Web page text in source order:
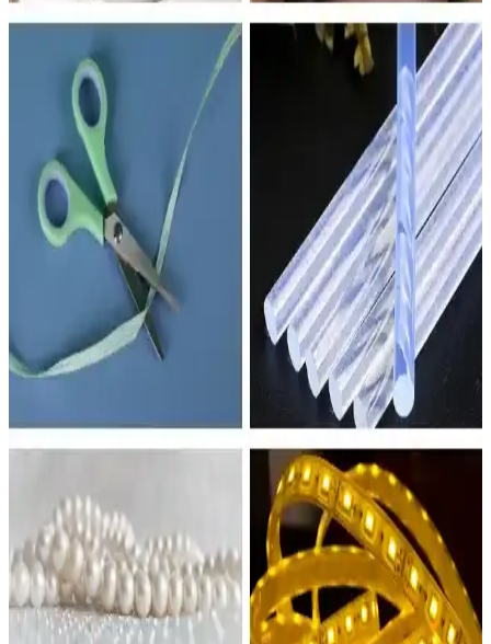
Koçtaş'ta bulunan abajur şapkaları, ev dekorasyonunda ışığı
yumuşatıp atmosfer yaratırken farklı tarz ve kumaş seçenekleriyle
estetik ve fonksiyonel aydınlatma sunar.
Modern ve Çok Fonksiyonlu LED Aydınlatma
Çözümleri: Neeko Uzaktan Kumandalı Abajur ve
Diğer Ürünler
Neeko uzaktan kumandalı LED abajur ve diğer ürünler, şık tasarım,
renk ve parlaklık ayarı, kolay kullanım ve enerji verimliliği ile iç
mekanlara estetik ve fonksiyonellik katıyor.
Yatak Odası Abajurları Karşılaştırması: Modern
Tasarımlar ve Kullanıcı Yorumları
İki farklı yatak odası abajuru detaylı karşılaştırması, tasarım,
malzeme ve kullanıcı geri bildirimleriyle ürünlerin fonksiyonelliği ve
estetiği hakkında bilgi sunar.
Deep Concept Creamaura ve Madame Coco Claire
Abajurlarının Detaylı Karşılaştırması
İki farklı abajur modeli Deep Concept Creamaura ve Madame Coco
Claire detaylı karşılaştırması, malzeme, tasarım, kullanım kolaylığı
ve kullanıcı deneyimleriyle değerlendirildi.
Homing Milano ve Vivido Abajur Modellerinin
Karşılaştırması ve Özellikleri
Homing Milano ve Vivido abajurlarını detaylı karşılaştırıyoruz.